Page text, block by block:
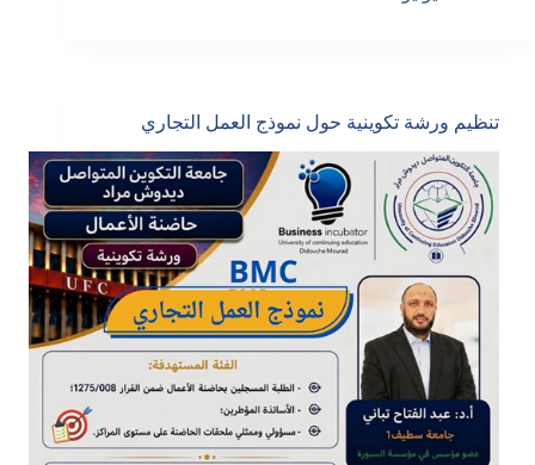
تنظيم ورشة تكوينية حول نموذج العمل التجاري